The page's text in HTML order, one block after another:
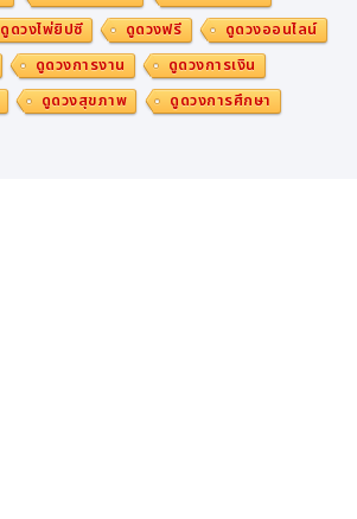
ดูดวงไพ่ยิปซี ดูดวงฟรี
ดูดวงออนไลน์
ดูดวงการงาน
ดูดวงการเงิน
ดูดวงสุขภาพ ดูดวงการศึกษา